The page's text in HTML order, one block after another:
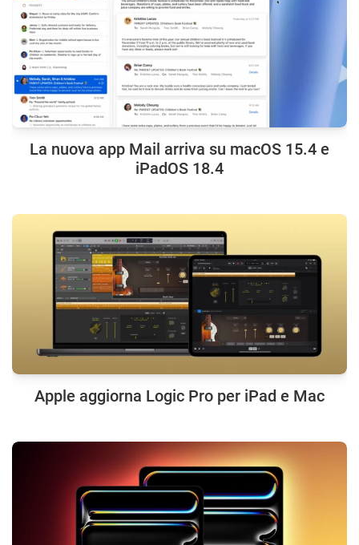
La nuova app Mail arriva su macOS 15.4 e
iPadOS 18.4
Apple aggiorna Logic Pro per iPad e Mac